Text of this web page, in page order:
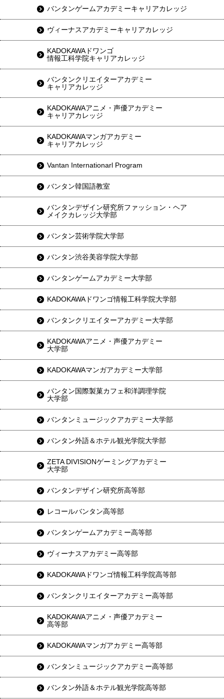
バンタンゲームアカデミーキャリアカレッジ
ヴィーナスアカデミーキャリアカレッジ
KADOKAWAドワンゴ
情報工科学院キャリアカレッジ
バンタンクリエイターアカデミー
キャリアカレッジ
KADOKAWAアニメ・声優アカデミー
キャリアカレッジ
KADOKAWAマンガアカデミー
キャリアカレッジ
Vantan Internationarl Program
バンタン韓国語教室
バンタンデザイン研究所ファッション・ヘア
メイクカレッジ大学部
バンタン芸術学院大学部
バンタン渋谷美容学院大学部
バンタンゲームアカデミー大学部
KADOKAWAドワンゴ情報工科学院大学部
バンタンクリエイターアカデミー大学部
KADOKAWAアニメ・声優アカデミー
大学部
KADOKAWAマンガアカデミー大学部
バンタン国際製菓カフェ和洋調理学院
大学部
バンタンミュージックアカデミー大学部
バンタン外語＆ホテル観光学院大学部
ZETA DIVISIONゲーミングアカデミー
大学部
バンタンデザイン研究所高等部
レコールバンタン高等部
バンタンゲームアカデミー高等部
ヴィーナスアカデミー高等部
KADOKAWAドワンゴ情報工科学院高等部
バンタンクリエイターアカデミー高等部
KADOKAWAアニメ・声優アカデミー
高等部
KADOKAWAマンガアカデミー高等部
バンタンミュージックアカデミー高等部
バンタン外語＆ホテル観光学院高等部